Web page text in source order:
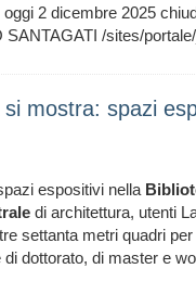
2 dicembre 2025
/sites/
mostra: spazi
espositivi nella
di architettura, utenti
settanta metri quadri
dottorato, di master e